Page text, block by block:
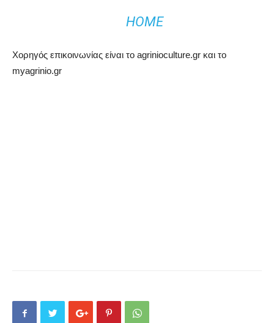
HOME
Χορηγός επικοινωνίας είναι το agrinioculture.gr και το
myagrinio.gr